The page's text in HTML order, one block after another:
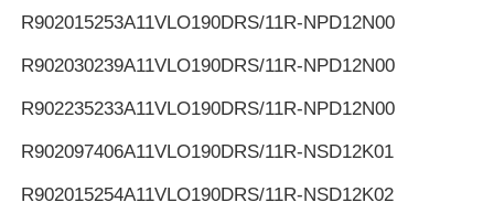
R902015253A11VLO190DRS/11R-NPD12N00
R902030239A11VLO190DRS/11R-NPD12N00
R902235233A11VLO190DRS/11R-NPD12N00
R902097406A11VLO190DRS/11R-NSD12K01
R902015254A11VLO190DRS/11R-NSD12K02